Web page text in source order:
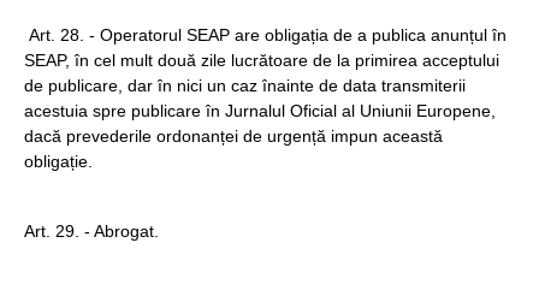
Art. 28. - Operatorul SEAP are obligația de a publica anunțul în
SEAP, în cel mult două zile lucrătoare de la primirea acceptului
de publicare, dar în nici un caz înainte de data transmiterii
acestuia spre publicare în Jurnalul Oficial al Uniunii Europene,
dacă prevederile ordonanței de urgență impun această
obligație.
Art. 29. - Abrogat.